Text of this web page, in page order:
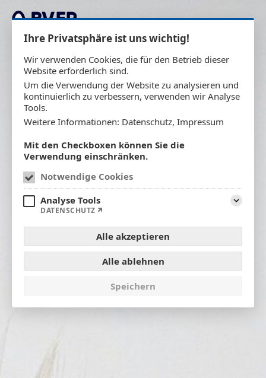
Ihre Privatsphäre ist uns wichtig!
Wir verwenden Cookies, die für den Betrieb dieser
Website erforderlich sind.
Um die Verwendung der Website zu analysieren und
kontinuierlich zu verbessern, verwenden wir Analyse
Tools.
Weitere Informationen: Datenschutz, Impressum
Mit den Checkboxen können Sie die
Verwendung einschränken.
Notwendige Cookies
Analyse Tools
DATENSCHUTZ
Alle akzeptieren
Alle ablehnen
Speichern